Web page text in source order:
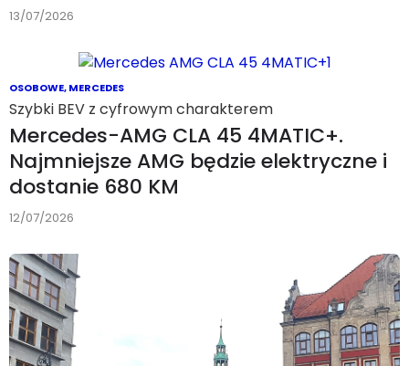
13/07/2026
OSOBOWE,MERCEDES
Szybki BEV z cyfrowym charakterem
Mercedes-AMG CLA 45 4MATIC+.
Najmniejsze AMG będzie elektryczne i
dostanie 680 KM
12/07/2026